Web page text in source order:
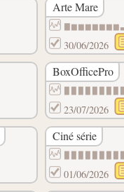
Arte Mare
30/06/2026
BoxOfficePro
23/07/2026
Ciné série
01/06/2026